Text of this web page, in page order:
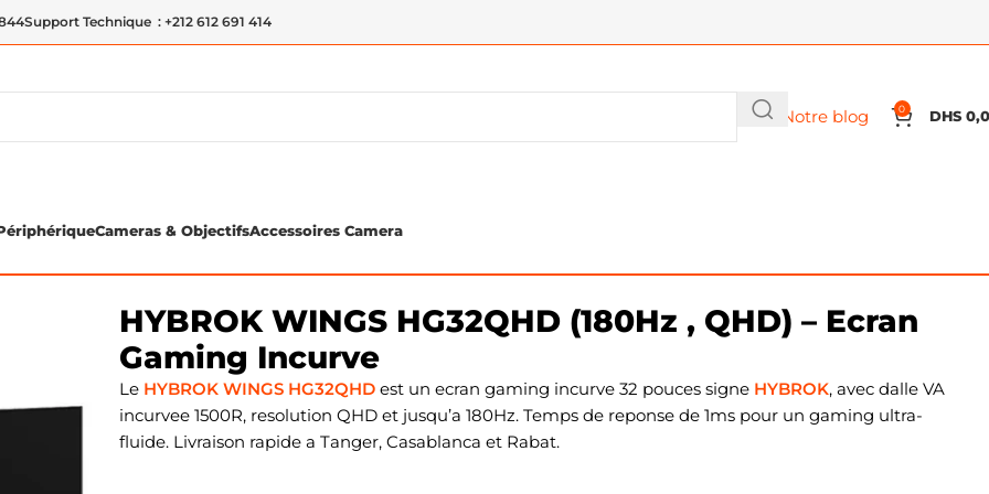
Support Technique : +212 612 691 414
Notre blog 0 DHS
Cameras & ObjectifsAccessoires Camera
HYBROK WINGS HG32QHD (180Hz , QHD) – Ecran
Gaming Incurve
Le HYBROK WINGS HG32QHD est un ecran gaming incurve 32 pouces signe HYBROK, avec dalle VA
incurvee 1500R, resolution QHD et jusqu’a 180Hz. Temps de reponse de 1ms pour un gaming ultra-
fluide. Livraison rapide a Tanger, Casablanca et Rabat.